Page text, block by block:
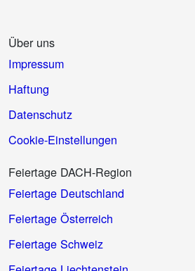
Über uns
Impressum
Haftung
Datenschutz
Cookie-Einstellungen
Feiertage DACH-Region
Feiertage Deutschland
Feiertage Österreich
Feiertage Schweiz